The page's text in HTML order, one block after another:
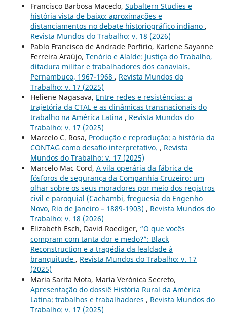
Francisco Barbosa Macedo, Subaltern Studies e
história vista de baixo: aproximações e
distanciamentos no debate historiográfico indiano ,
Revista Mundos do Trabalho: v. 18 (2026)
Pablo Francisco de Andrade Porfirio, Karlene Sayanne
Ferreira Araújo, Tenório e Alaíde: Justiça do Trabalho,
ditadura militar e trabalhadores dos canaviais.
Pernambuco, 1967-1968 , Revista Mundos do
Trabalho: v. 17 (2025)
Heliene Nagasava, Entre redes e resistências: a
trajetória da CTAL e as dinâmicas transnacionais do
trabalho na América Latina , Revista Mundos do
Trabalho: v. 17 (2025)
Marcelo C. Rosa, Produção e reprodução: a história da
CONTAG como desafio interpretativo. , Revista
Mundos do Trabalho: v. 17 (2025)
Marcelo Mac Cord, A vila operária da fábrica de
fósforos de segurança da Companhia Cruzeiro: um
olhar sobre os seus moradores por meio dos registros
civil e paroquial (Cachambi, freguesia do Engenho
Novo, Rio de Janeiro – 1889-1903) , Revista Mundos do
Trabalho: v. 18 (2026)
Elizabeth Esch, David Roediger, “O que vocês
compram com tanta dor e medo?”: Black
Reconstruction e a tragédia da lealdade à
branquitude , Revista Mundos do Trabalho: v. 17
(2025)
Maria Sarita Mota, María Verónica Secreto,
Apresentação do dossiê História Rural da América
Latina: trabalhos e trabalhadores , Revista Mundos do
Trabalho: v. 17 (2025)